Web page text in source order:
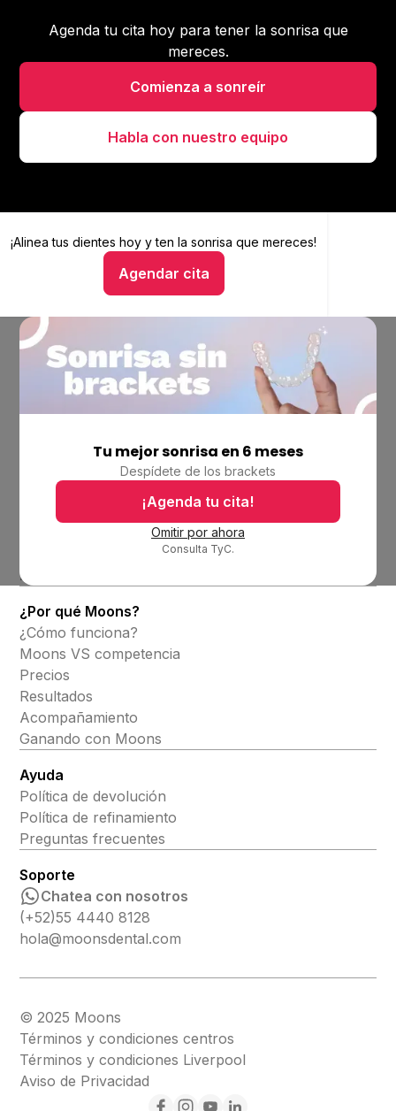
Agenda tu cita hoy para tener la sonrisa que
mereces.
Comienza a sonreír
Habla con nuestro equipo
¡Alinea tus dientes hoy yten la sonrisa que mereces!
Agendar cita
Alinea tus dientes hoy y ten la sonrisa que mereces
Hablar con un asesor
Tu mejor sonrisa en 6 meses
Despídete de los brackets
¡Agenda tu cita!
Omitir por ahora
Consulta TyC.
Alineadores invisibles
¿Por qué Moons?
¿Cómo funciona?
Moons VS competencia
Precios
Resultados
Acompañamiento
Ganando con Moons
Ayuda
Política de devolución
Política de refinamiento
Preguntas frecuentes
Soporte
Chatea con nosotros
(+52)55 4440 8128
hola@moonsdental.com
© 2025 Moons
Términos y condiciones centros
Términos y condiciones Liverpool
Aviso de Privacidad